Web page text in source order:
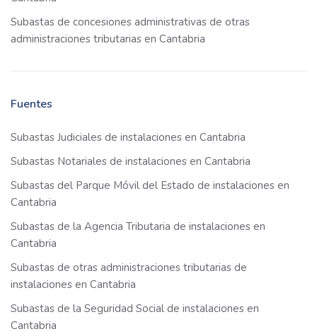
Subastas de concesiones administrativas de otras
administraciones tributarias en Cantabria
Fuentes
Subastas Judiciales de instalaciones en Cantabria
Subastas Notariales de instalaciones en Cantabria
Subastas del Parque Móvil del Estado de instalaciones en
Cantabria
Subastas de la Agencia Tributaria de instalaciones en
Cantabria
Subastas de otras administraciones tributarias de
instalaciones en Cantabria
Subastas de la Seguridad Social de instalaciones en
Cantabria